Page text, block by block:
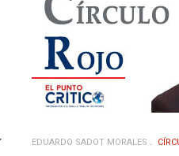
EDUARDO SADOT MORALES